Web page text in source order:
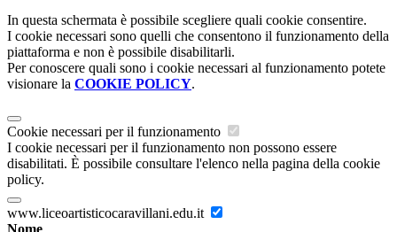
In questa schermata è possibile scegliere quali cookie consentire.
I cookie necessari sono quelli che consentono il funzionamento della
piattaforma e non è possibile disabilitarli.
Per conoscere quali sono i cookie necessari al funzionamento potete
visionare la COOKIE POLICY.
Cookie necessari per il funzionamento
I cookie necessari per il funzionamento non possono essere
disabilitati. È possibile consultare l'elenco nella pagina della cookie
policy.
www.liceoartisticocaravillani.edu.it
Nome